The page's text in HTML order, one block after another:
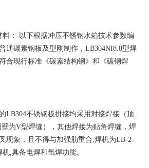
： 以下根据冲压不锈钢水箱技术参数编
通碳素钢板及型刚制作，LB304NI8.0型焊
合现行标准《碳素结构钢》和《碳钢焊
不锈钢板拼接均采用对接焊接（顶
为V型焊缝），其他焊接为贴角焊缝，焊
现象，且不得与加强肋重合,焊机为LB-2-
,具备电焊和氩焊功能。